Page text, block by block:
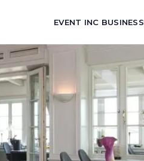
EVENT INC BUSINESS